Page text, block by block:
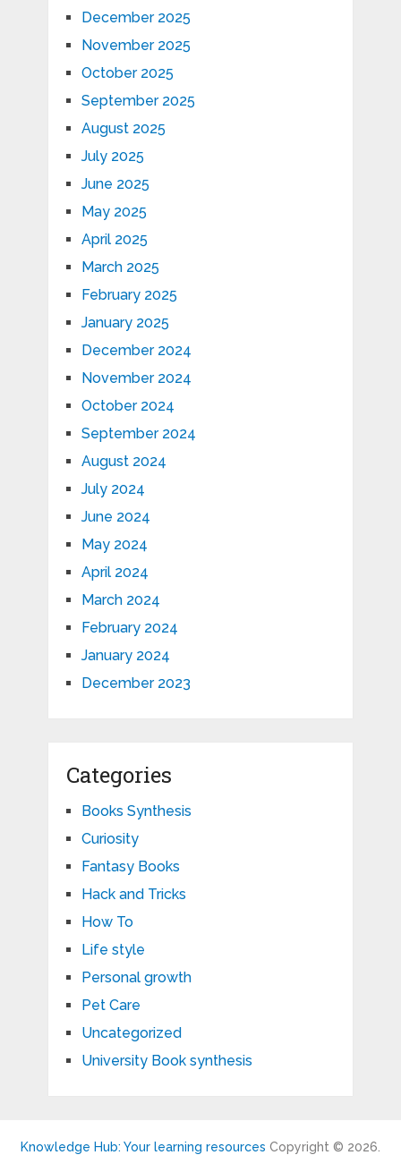
December 2025
November 2025
October 2025
September 2025
August 2025
July 2025
June 2025
May 2025
April 2025
March 2025
February 2025
January 2025
December 2024
November 2024
October 2024
September 2024
August 2024
July 2024
June 2024
May 2024
April 2024
March 2024
February 2024
January 2024
December 2023
Categories
Books Synthesis
Curiosity
Fantasy Books
Hack and Tricks
How To
Life style
Personal growth
Pet Care
Uncategorized
University Book synthesis
Knowledge Hub: Your learning resources Copyright © 2026.